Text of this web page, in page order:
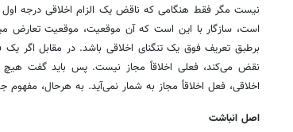
نیست مگر فقط هنگامی که ناقض یک الزام اخلاقی درجه
است، سازگار با این است که آن موقعیت، موقعیت تعارض
برطبق تعریف فوق یک تنگنای اخلاقی باشد. در مقابل اگر یک
نقض می‌کند، فعلی اخلاقاً مجاز نیست. پس باید گفت هیچ
اخلاقی، فعل اخلاقاً مجاز به شمار نمی‌آید. به هرحال، مفهوم
اصل انباشت